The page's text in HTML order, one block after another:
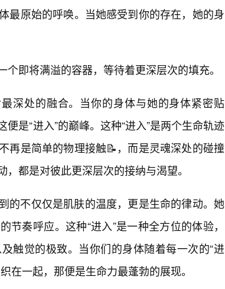
最原始的呼唤。当她感受到你的存在，她的身
即将满溢的容器，等待着更深层次的填充。
深处的融合。当你的身体与她的身体紧密贴
是“进入”的巅峰。这种“进入”是两个生命轨迹
再是简单的物理接触📝，而是灵魂深处的碰撞
都是对彼此更深层次的接纳与渴望。
的不仅仅是肌肤的温度，更是生命的律动。她
奏呼应。这种“进入”是一种全方位的体验，
触觉的极致。当你们的身体随着每一次的“进
在一起，那便是生命力最蓬勃的展现。